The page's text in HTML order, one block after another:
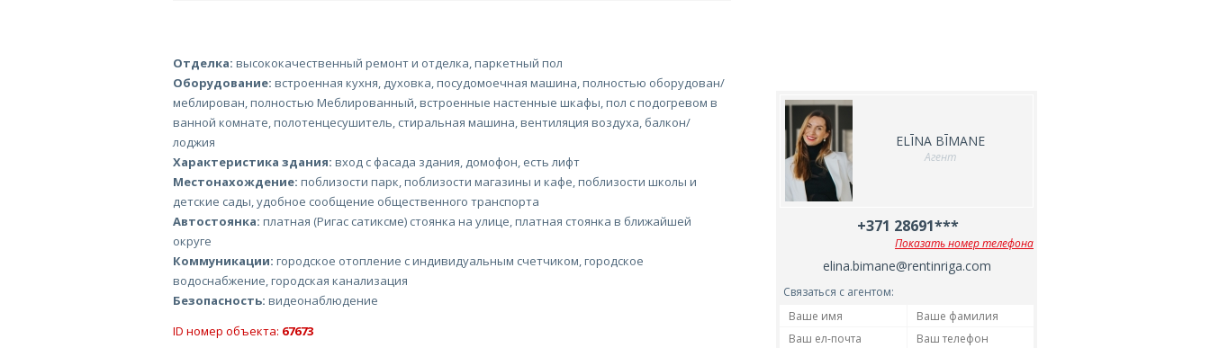
Отделка: высококачественный ремонт и отделка, паркетный пол
Оборудование: встроенная кухня, духовка, посудомоечная машина, полностью оборудован/
меблирован, полностью Меблированный, встроенные настенные шкафы, пол с подогревом в
ванной комнате, полотенцесушитель, стиральная машина, вентиляция воздуха, балкон/
лоджия
Характеристика здания: вход с фасада здания, домофон, есть лифт
Местонахождение: поблизости парк, поблизости магазины и кафе, поблизости школы и
детские сады, удобное сообщение общественного транспорта
Автостоянка: платная (Ригас сатиксме) стоянка на улице, платная стоянка в ближайшей
округе
Коммуникации: городское отопление с индивидуальным счетчиком, городское
водоснабжение, городская канализация
Безопасность: видеонаблюдение
ID номер объекта: 67673
ELĪNA BĪMANE
Агент
+371 28691***
Показать номер телефона
elina.bimane@rentinriga.com
Связаться с агентом: